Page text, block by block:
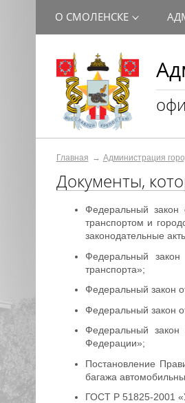
О СМОЛЕНСКЕ
Главная Администрация
Документы,
Федеральный
транспортом и
законодательные
Федеральный
транспорта»;
Федеральный закон
Федеральный закон
Федеральный
Федерации»;
Постановление
багажа
ГОСТ Р 51825-2001